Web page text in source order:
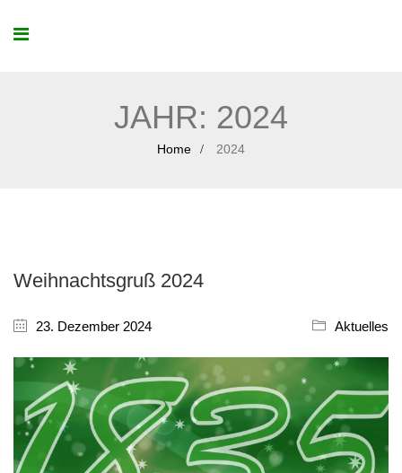
JAHR: 2024
Home 2024
Weihnachtsgruß 2024
23. Dezember 2024 Aktuelles